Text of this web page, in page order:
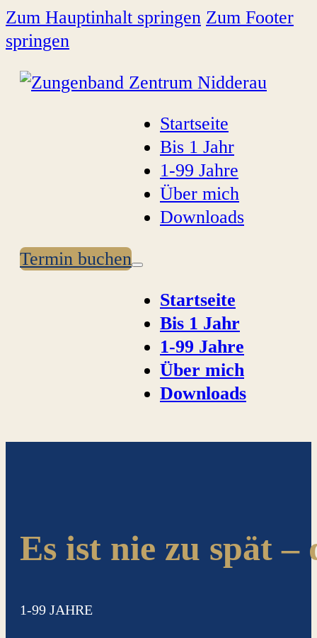
Zum Hauptinhalt springen Zum Footer
springen
Startseite
Bis 1 Jahr
1-99 Jahre
Über mich
Downloads
Startseite
Bis 1 Jahr
1-99 Jahre
Über mich
Downloads
Termin buchen
Es ist nie zu spät
1-99 JAHRE